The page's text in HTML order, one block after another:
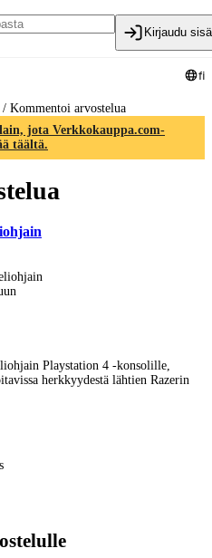
Kirjaudu
fi
/ Kommentoi arvostelua
jota Verkkokauppa.com-
täältä.
Playstation 4 -konsolille,
herkkyydestä lähtien Razerin